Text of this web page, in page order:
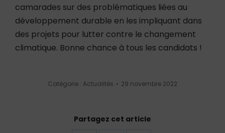
camarades sur des problématiques liées au
développement durable en les impliquant dans
des projets pour lutter contre le changement
climatique. Bonne chance à tous les candidats !
Catégorie : Actualités 29 novembre 2022
Partagez cet article